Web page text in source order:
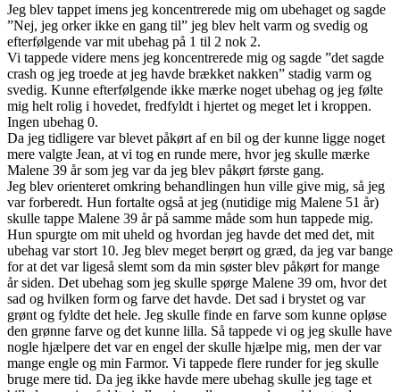
Jeg blev tappet imens jeg koncentrerede mig om ubehaget og sagde
”Nej, jeg orker ikke en gang til” jeg blev helt varm og svedig og
efterfølgende var mit ubehag på 1 til 2 nok 2.
Vi tappede videre mens jeg koncentrerede mig og sagde ”det sagde
crash og jeg troede at jeg havde brækket nakken” stadig varm og
svedig. Kunne efterfølgende ikke mærke noget ubehag og jeg følte
mig helt rolig i hovedet, fredfyldt i hjertet og meget let i kroppen.
Ingen ubehag 0.
Da jeg tidligere var blevet påkørt af en bil og der kunne ligge noget
mere valgte Jean, at vi tog en runde mere, hvor jeg skulle mærke
Malene 39 år som jeg var da jeg blev påkørt første gang.
Jeg blev orienteret omkring behandlingen hun ville give mig, så jeg
var forberedt. Hun fortalte også at jeg (nutidige mig Malene 51 år)
skulle tappe Malene 39 år på samme måde som hun tappede mig.
Hun spurgte om mit uheld og hvordan jeg havde det med det, mit
ubehag var stort 10. Jeg blev meget berørt og græd, da jeg var bange
for at det var ligeså slemt som da min søster blev påkørt for mange
år siden. Det ubehag som jeg skulle spørge Malene 39 om, hvor det
sad og hvilken form og farve det havde. Det sad i brystet og var
grønt og fyldte det hele. Jeg skulle finde en farve som kunne opløse
den grønne farve og det kunne lilla. Så tappede vi og jeg skulle have
nogle hjælpere det var en engel der skulle hjælpe mig, men der var
mange engle og min Farmor. Vi tappede flere runder for jeg skulle
bruge mere tid. Da jeg ikke havde mere ubehag skulle jeg tage et